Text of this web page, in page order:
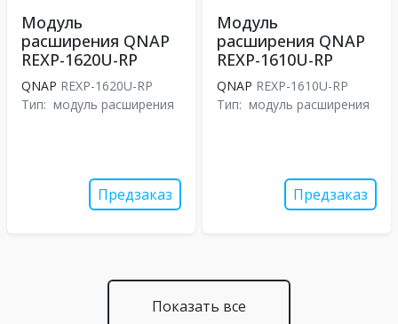
Модуль
расширения QNAP
REXP-1620U-RP
QNAP REXP-1620U-RP
Тип: модуль расширения
Предзаказ
Модуль
расширения QNAP
REXP-1610U-RP
QNAP REXP-1610U-RP
Тип: модуль расширения
Предзаказ
Показать все